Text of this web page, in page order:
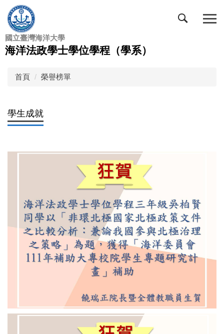
跳
到
主
要
內
國立臺灣海洋大學
海洋法政學士學位學程（學系）
首頁 榮譽榜單
學生成就